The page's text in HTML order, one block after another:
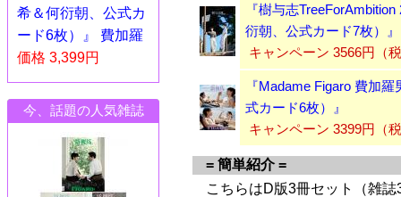
希＆何衍朝、公式カ
ード6枚）』 費加羅
価格 3,399円
今、話題の人気雑誌
『樹与志
衍朝、公式カード7枚）』
キャンペーン 3566円（
『Madame Figaro 費加
式カード6枚）』
キャンペーン 3399円（
= 簡単紹介 =
こちらはD版3冊セット（雑